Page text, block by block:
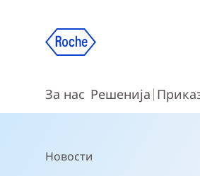
За нас Решенија
Новости